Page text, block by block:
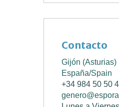
Contacto
Gijón (Asturias)
España/Spain
+34 984 50 50